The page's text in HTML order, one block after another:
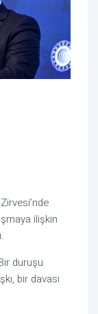
ilişkin
duruşu
bir davası